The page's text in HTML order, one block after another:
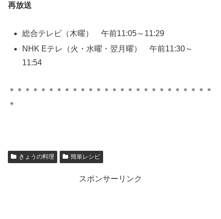
再放送
総合テレビ（木曜） 午前11:05～11:29
NHK Eテレ（火・水曜・翌月曜） 午前11:30～
11:54
＊＊＊＊＊＊＊＊＊＊＊＊＊＊＊＊＊＊＊＊＊＊＊＊＊＊
＊
きょうの料理 簡単レシピ
スポンサーリンク